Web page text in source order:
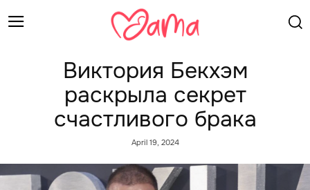
Виктория Бекхэм
раскрыла секрет
счастливого брака
April 19, 2024